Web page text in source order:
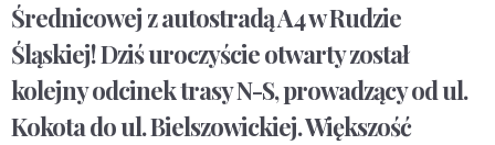
Średnicowej z autostradą A4 w Rudzie
Śląskiej! Dziś uroczyście otwarty został
kolejny odcinek trasy N-S, prowadzący od ul.
Kokota do ul. Bielszowickiej. Większość